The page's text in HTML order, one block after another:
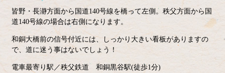
皆野・長瀞方面から国道140号線を橋って左側。秩父方面から国
道140号線の場合は右側になります。
和銅大橋前の信号付近には、しっかり大きい看板がありますの
で、道に迷う事はないでしょう！
電車最寄り駅／秩父鉄道 和銅黒谷駅(徒歩1分)